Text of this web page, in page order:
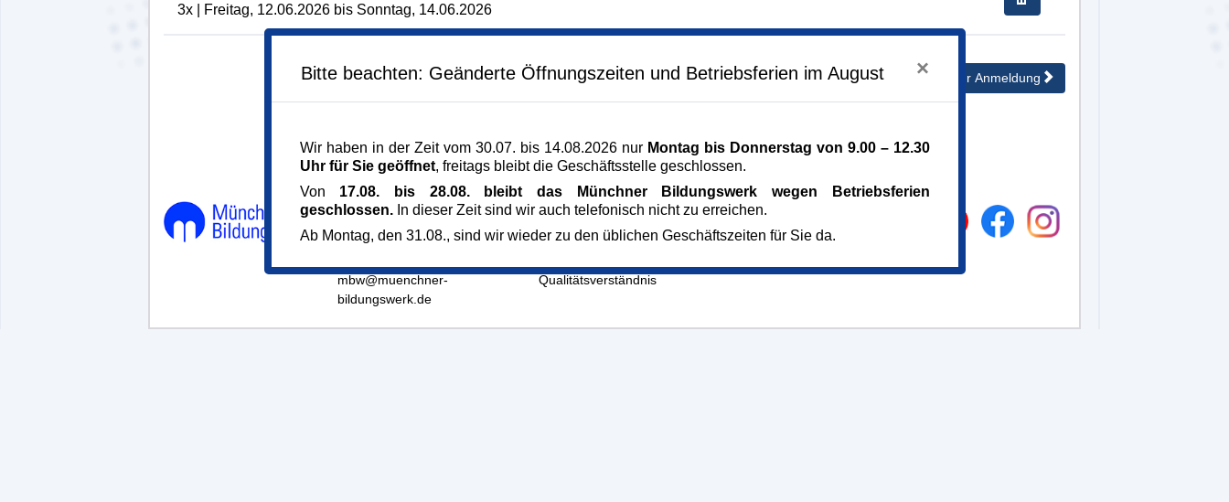
3x | Freitag, 12.06.2026 bis Sonntag, 14.06.2026
Weiter zur Anmeldung
Münchner Bildungswerk
80335 München
mbw@muenchner-
bildungswerk.de
Veranstaltungen
Impressum
Qualitätsverständnis
Bitte beachten: Geänderte Öffnungszeiten und Betriebsferien im August ×
Wir haben in der Zeit vom 30.07. bis 14.08.2026 nur Montag bis Donnerstag von 9.00 – 12.30
Uhr für Sie geöffnet, freitags bleibt die Geschäftsstelle geschlossen.
Von 17.08. bis 28.08. bleibt das Münchner Bildungswerk wegen Betriebsferien
geschlossen.In dieser Zeit sind wir auch telefonisch nicht zu erreichen.
Ab Montag, den 31.08., sind wir wieder zu den üblichen Geschäftszeiten für Sie da.